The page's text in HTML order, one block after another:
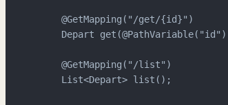
@GetMapping("/get/{id}")
    Depart
get (@PathVariable("id")
@GetMapping("/list")
    List<Depart>
list () ;